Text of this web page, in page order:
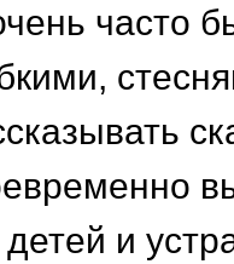
часто
и